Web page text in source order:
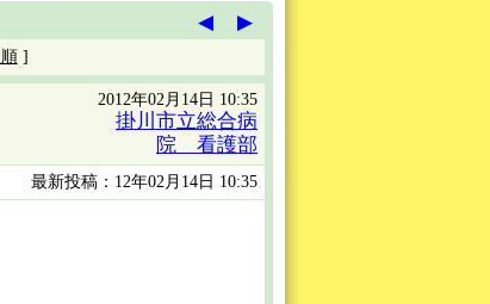
◀ ▶
]
2012年02月14日 10:35
掛川市立総合病
院 看護部
最新投稿：12年02月14日 10:35